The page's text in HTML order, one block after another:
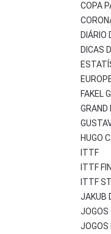
COPA
DIÁRIO
DICAS
FAKEL
GRAND
HUGO
ITTF
ITTF
ITTF
JAKUB
JOGOS
JOGOS